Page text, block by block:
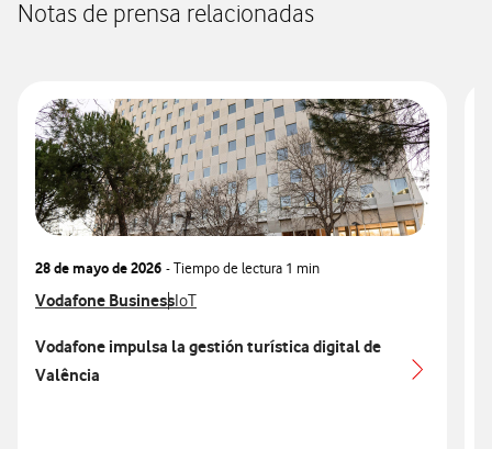
Notas de prensa relacionadas
28 de mayo de 2026 - Tiempo de lectura 1 min
Ver más notas de prensa relacionados con
Vodafone BusinessVer más notas de prensa relacionados con
IoT
Vodafone impulsa la gestión turística digital de
Valência